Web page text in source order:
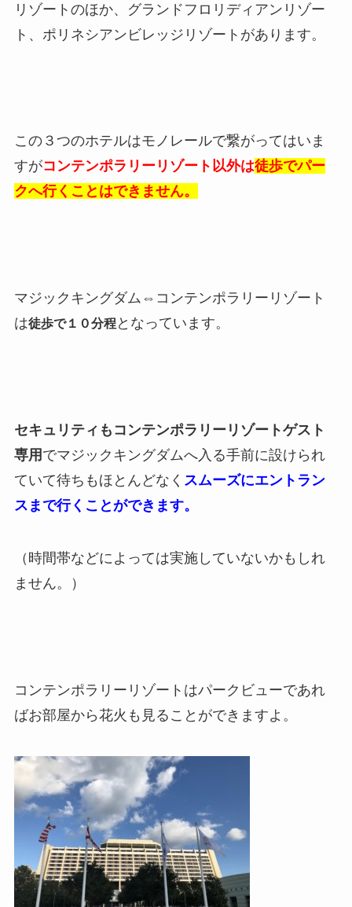
リゾートのほか、グランドフロリディアンリゾー
ト、ポリネシアンビレッジリゾートがあります。
この３つのホテルはモノレールで繋がってはいま
すがコンテンポラリーリゾート以外は徒歩でパー
クへ行くことはできません。
マジックキングダム⇔コンテンポラリーリゾート
は徒歩で１０分程となっています。
セキュリティもコンテンポラリーリゾートゲスト
専用 でマジックキングダムへ入る手前に設けられ
ていて待ちもほとんどなく スムーズにエントラン
スまで行くことができます。
（時間帯などによっては実施していないかもしれ
ません。）
コンテンポラリーリゾートはパークビューであれ
ばお部屋から花火も見ることができますよ。